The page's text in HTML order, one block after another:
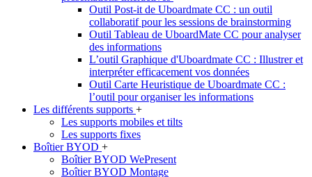
Outil Post-it de Uboardmate CC : un outil
collaboratif pour les sessions de brainstorming
Outil Tableau de UboardMate CC pour analyser
des informations
L’outil Graphique d'Uboardmate CC : Illustrer et
interpréter efficacement vos données
Outil Carte Heuristique de Uboardmate CC :
l’outil pour organiser les informations
Les différents supports +
Les supports mobiles et tilts
Les supports fixes
Boîtier BYOD +
Boîtier BYOD WePresent
Boîtier BYOD Montage